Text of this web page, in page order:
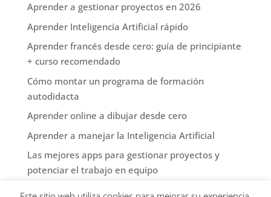
Aprender a gestionar proyectos en 2026
Aprender Inteligencia Artificial rápido
Aprender francés desde cero: guía de principiante
+ curso recomendado
Cómo montar un programa de formación
autodidacta
Aprender online a dibujar desde cero
Aprender a manejar la Inteligencia Artificial
Las mejores apps para gestionar proyectos y
potenciar el trabajo en equipo
Formación tradicional en oficios